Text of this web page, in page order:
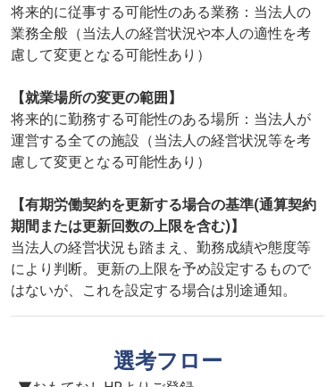
将来的に従事する可能性のある業務：当法人の
業務全般（当法人の経営状況や本人の適性を考
慮して変更となる可能性あり）
【就業場所の変更の範囲】
将来的に勤務する可能性のある場所：当法人が
運営する全ての施設（当法人の経営状況等を考
慮して変更となる可能性あり）
【有期労働契約を更新する場合の基準(通算契約
期間または更新回数の上限を含む)】
当法人の経営状況も踏まえ、勤務成績や態度等
により判断。更新の上限を予め設定するもので
はないが、これを設定する場合は別途通知。
選考フロー